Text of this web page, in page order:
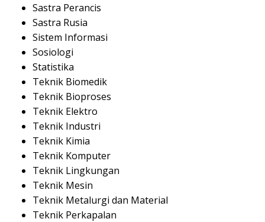
Sastra Perancis
Sastra Rusia
Sistem Informasi
Sosiologi
Statistika
Teknik Biomedik
Teknik Bioproses
Teknik Elektro
Teknik Industri
Teknik Kimia
Teknik Komputer
Teknik Lingkungan
Teknik Mesin
Teknik Metalurgi dan Material
Teknik Perkapalan